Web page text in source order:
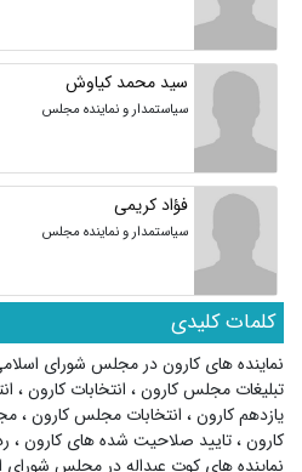
سید محمد کیاوش
سیاستمدار و نماینده مجلس
فؤاد کریمی
سیاستمدار و نماینده مجلس
کلمات کلیدی
نماینده های کارون در مجلس شورای
تبلیغات مجلس کارون، انتخابات کارون،
یازدهم کارون، انتخابات مجلس کارون،
کارون،تایید صلاحیت شده های کارون،
نماینده های کوت عبداله در مجلس شورای